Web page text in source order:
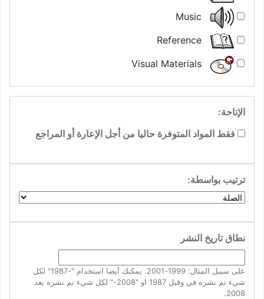
Music
Reference
Visual Materials
الإتاحة:
فقط المواد المتوفرة حاليا من أجل الإعارة أو المراجع
ترتيب بواسطة:
نطاق تاريخ النشر
على سبيل المثال: 1999-2001. يمكنك أيضا استخدام "-1987" لكل
شيء تم نشره في وقبل 1987 او "2008-" لكل شيء تم نشره بعد
2008.